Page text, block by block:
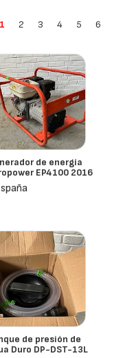
1 2 3 4 5 6
de energía
EP4100 2016
de presión de
Duro DP-DST-13L